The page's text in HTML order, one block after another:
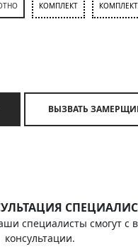
КОМПЛЕКТ
ВЫЗВАТЬ
специалисты смогут с
консультации.